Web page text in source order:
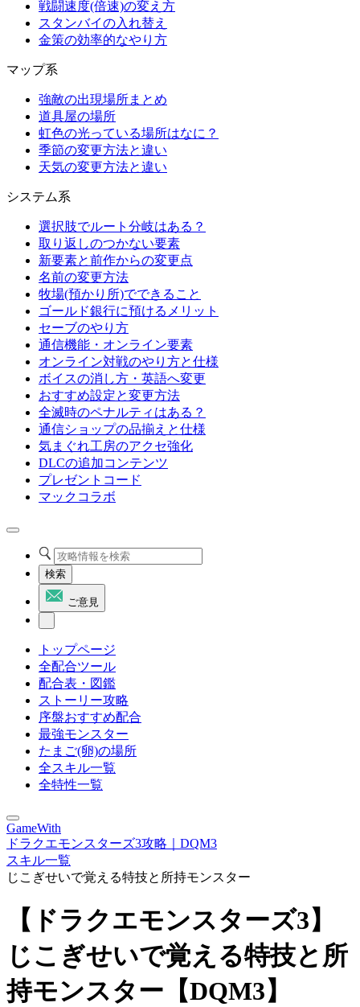
戦闘速度(倍速)の変え方
スタンバイの入れ替え
金策の効率的なやり方
マップ系
強敵の出現場所まとめ
道具屋の場所
虹色の光っている場所はなに？
季節の変更方法と違い
天気の変更方法と違い
システム系
選択肢でルート分岐はある？
取り返しのつかない要素
新要素と前作からの変更点
名前の変更方法
牧場(預かり所)でできること
ゴールド銀行に預けるメリット
セーブのやり方
通信機能・オンライン要素
オンライン対戦のやり方と仕様
ボイスの消し方・英語へ変更
おすすめ設定と変更方法
全滅時のペナルティはある？
通信ショップの品揃えと仕様
気まぐれ工房のアクセ強化
DLCの追加コンテンツ
プレゼントコード
マックコラボ
検索
ご意見
トップページ
全配合ツール
配合表・図鑑
ストーリー攻略
序盤おすすめ配合
最強モンスター
たまご(卵)の場所
全スキル一覧
全特性一覧
GameWith
ドラクエモンスターズ3攻略｜DQM3
スキル一覧
じこぎせいで覚える特技と所持モンスター
【ドラクエモンスターズ3】
じこぎせいで覚える特技と所
持モンスター【DQM3】